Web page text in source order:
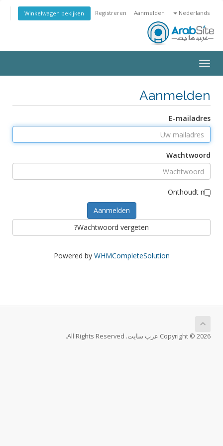
Nederlands
Aanmelden
Registreren
Winkelwagen bekijken
Toggle
navigation
Aanmelden
E-mailadres
Wachtwoord
Onthoudt mij
Wachtwoord vergeten?
Powered by WHMCompleteSolution
Copyright © 2026 عرب سايت. All Rights Reserved.